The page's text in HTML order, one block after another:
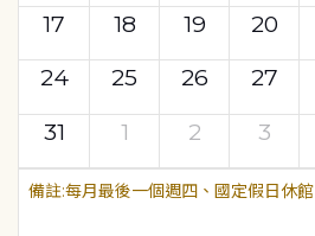
17
18 19 20
24
25 26 27
31
1 2 3
每月最後一個週四、國定假日休館